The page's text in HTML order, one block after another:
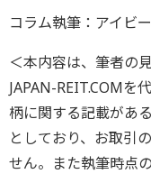
コラム執筆：アイビ
＜本内容は、筆者の
JAPAN-REIT.COMを
柄に関する記載があ
としており、お取引
せん。また執筆時点